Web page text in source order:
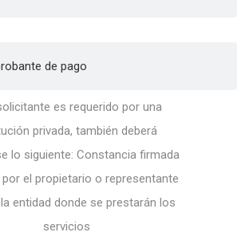
de pago
es requerido por una
privada, también deberá
lo siguiente: Constancia firmada
por el propietario o representante
entidad donde se prestarán los
servicios